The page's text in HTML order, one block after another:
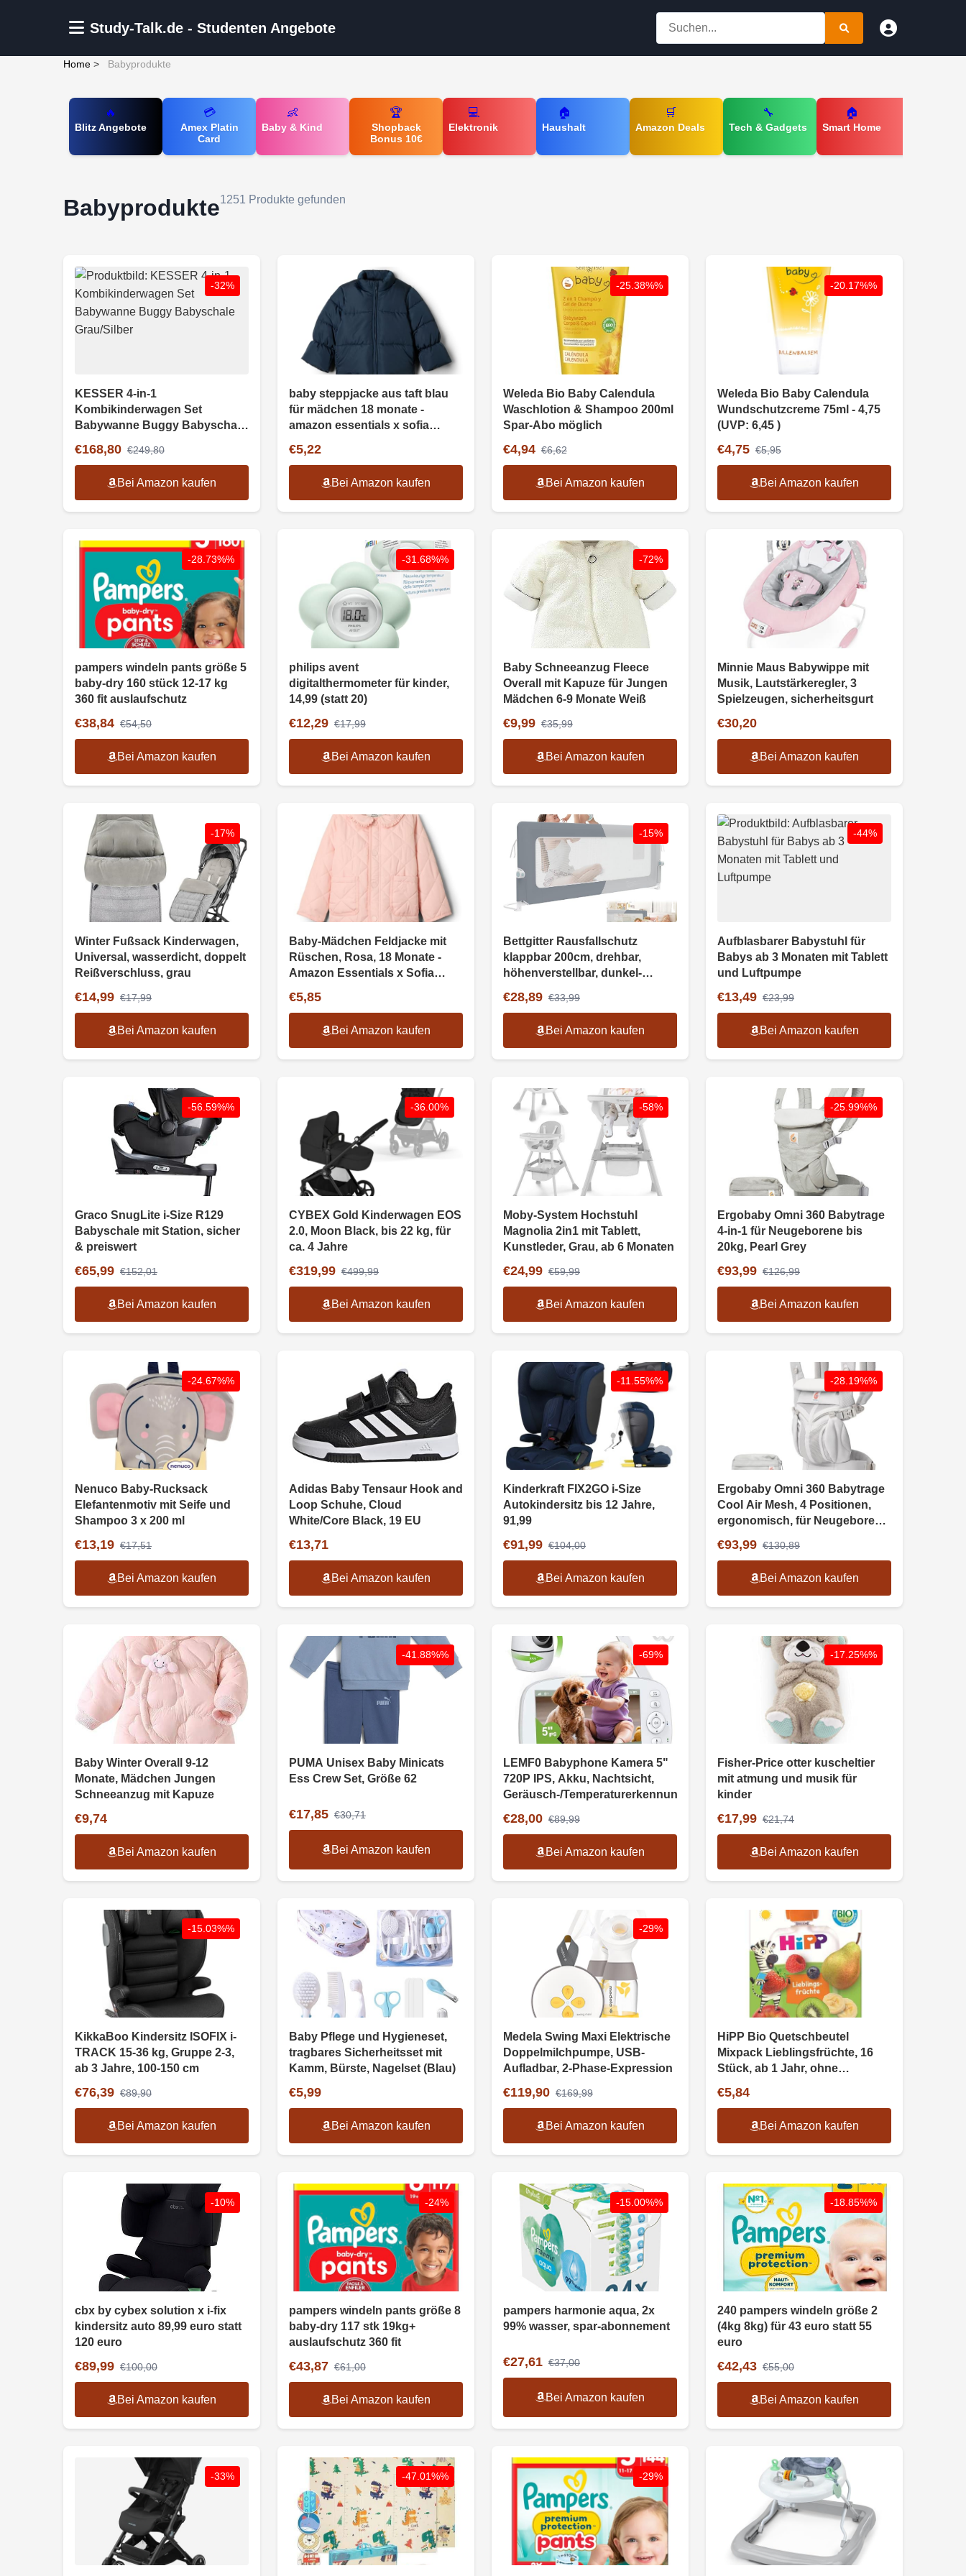
Study-Talk.de - Studenten Angebote
Home > Babyprodukte
🔥
Blitz Angebote
💳
Amex Platin
Card
👶
Baby & Kind
🏆
Shopback
Bonus 10€
💻
Elektronik
🏠
Haushalt
🛒
Amazon Deals
🔧
Tech & Gadgets
🏠
Smart Home
Babyprodukte1251 Produkte gefunden
-32%
KESSER 4-in-1
Kombikinderwagen Set
Babywanne Buggy Babyschale
€168,80 €249,80
Bei Amazon kaufen
baby steppjacke aus taft blau
für mädchen 18 monate -
amazon essentials x sofia
€5,22
Bei Amazon kaufen
-25.38%%
Weleda Bio Baby Calendula
Waschlotion & Shampoo 200ml
Spar-Abo möglich
€4,94 €6,62
Bei Amazon kaufen
-20.17%%
Weleda Bio Baby Calendula
Wundschutzcreme 75ml - 4,75
(UVP: 6,45 )
€4,75 €5,95
Bei Amazon kaufen
-28.73%%
pampers windeln pants größe 5
baby-dry 160 stück 12-17 kg
360 fit auslaufschutz
€38,84 €54,50
Bei Amazon kaufen
-31.68%%
philips avent
digitalthermometer für kinder,
14,99 (statt 20)
€12,29 €17,99
Bei Amazon kaufen
-72%
Baby Schneeanzug Fleece
Overall mit Kapuze für Jungen
Mädchen 6-9 Monate Weiß
€9,99 €35,99
Bei Amazon kaufen
Minnie Maus Babywippe mit
Musik, Lautstärkeregler, 3
Spielzeugen, sicherheitsgurt
€30,20
Bei Amazon kaufen
-17%
Winter Fußsack Kinderwagen,
Universal, wasserdicht, doppelt
Reißverschluss, grau
€14,99 €17,99
Bei Amazon kaufen
Baby-Mädchen Feldjacke mit
Rüschen, Rosa, 18 Monate -
Amazon Essentials x Sofia
€5,85
Bei Amazon kaufen
-15%
Bettgitter Rausfallschutz
klappbar 200cm, drehbar,
höhenverstellbar, dunkel-
€28,89 €33,99
Bei Amazon kaufen
-44%
Aufblasbarer Babystuhl für
Babys ab 3 Monaten mit Tablett
und Luftpumpe
€13,49 €23,99
Bei Amazon kaufen
-56.59%%
Graco SnugLite i-Size R129
Babyschale mit Station, sicher
& preiswert
€65,99 €152,01
Bei Amazon kaufen
-36.00%
CYBEX Gold Kinderwagen EOS
2.0, Moon Black, bis 22 kg, für
ca. 4 Jahre
€319,99 €499,99
Bei Amazon kaufen
-58%
Moby-System Hochstuhl
Magnolia 2in1 mit Tablett,
Kunstleder, Grau, ab 6 Monaten
€24,99 €59,99
Bei Amazon kaufen
-25.99%%
Ergobaby Omni 360 Babytrage
4-in-1 für Neugeborene bis
20kg, Pearl Grey
€93,99 €126,99
Bei Amazon kaufen
-24.67%%
Nenuco Baby-Rucksack
Elefantenmotiv mit Seife und
Shampoo 3 x 200 ml
€13,19 €17,51
Bei Amazon kaufen
Adidas Baby Tensaur Hook and
Loop Schuhe, Cloud
White/Core Black, 19 EU
€13,71
Bei Amazon kaufen
-11.55%%
Kinderkraft FIX2GO i-Size
Autokindersitz bis 12 Jahre,
91,99
€91,99 €104,00
Bei Amazon kaufen
-28.19%%
Ergobaby Omni 360 Babytrage
Cool Air Mesh, 4 Positionen,
ergonomisch, für Neugeborene
€93,99 €130,89
Bei Amazon kaufen
Baby Winter Overall 9-12
Monate, Mädchen Jungen
Schneeanzug mit Kapuze
€9,74
Bei Amazon kaufen
-41.88%%
PUMA Unisex Baby Minicats
Ess Crew Set, Größe 62
€17,85 €30,71
Bei Amazon kaufen
-69%
LEMF0 Babyphone Kamera 5"
720P IPS, Akku, Nachtsicht,
Geräusch-/Temperaturerkennung
€28,00 €89,99
Bei Amazon kaufen
-17.25%%
Fisher-Price otter kuscheltier
mit atmung und musik für
kinder
€17,99 €21,74
Bei Amazon kaufen
-15.03%%
KikkaBoo Kindersitz ISOFIX i-
TRACK 15-36 kg, Gruppe 2-3,
ab 3 Jahre, 100-150 cm
€76,39 €89,90
Bei Amazon kaufen
Baby Pflege und Hygieneset,
tragbares Sicherheitsset mit
Kamm, Bürste, Nagelset (Blau)
€5,99
Bei Amazon kaufen
-29%
Medela Swing Maxi Elektrische
Doppelmilchpumpe, USB-
Aufladbar, 2-Phase-Expression
€119,90 €169,99
Bei Amazon kaufen
HiPP Bio Quetschbeutel
Mixpack Lieblingsfrüchte, 16
Stück, ab 1 Jahr, ohne
€5,84
Bei Amazon kaufen
-10%
cbx by cybex solution x i-fix
kindersitz auto 89,99 euro statt
120 euro
€89,99 €100,00
Bei Amazon kaufen
-24%
pampers windeln pants größe 8
baby-dry 117 stk 19kg+
auslaufschutz 360 fit
€43,87 €61,00
Bei Amazon kaufen
-15.00%%
pampers harmonie aqua, 2x
99% wasser, spar-abonnement
€27,61 €37,00
Bei Amazon kaufen
-18.85%%
240 pampers windeln größe 2
(4kg 8kg) für 43 euro statt 55
euro
€42,43 €55,00
Bei Amazon kaufen
-33% -47.01%% -29%